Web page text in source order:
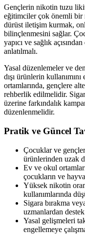
Gençlerin nikotin tuzu
eğitimciler çok önemli bir
dürüst iletişim kurmak,
bilinçlenmesini sağlar.
yapıcı ve sağlık
anlatılmalı.
Yasal düzenlemeler ve
dışı ürünlerin
ortamlarında, gençlere
rehberlik edilmelidir.
üzerine farkındalık
düzenlenmelidir.
Pratik ve Güncel
Çocuklar ve
ürünlerinden uzak
Ev ve okul
çocukların ve
Yüksek nikotin
kullanımlarında
Sigara bırakma
uzmanlardan destek
Yasal gelişmeleri
engellemeye